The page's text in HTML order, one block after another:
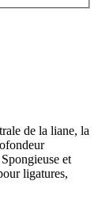
de la liane, la
et
ligatures,